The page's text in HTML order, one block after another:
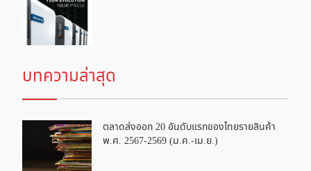
บทความล่าสุด
ตลาดส่งออก 20 อันดับแรกของไทยรายสินค้า
พ.ศ. 2567-2569 (ม.ค.-เม.ย.)